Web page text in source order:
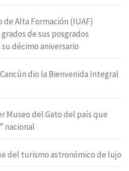
Alta Formación (IUAF)
de sus posgrados
décimo aniversario
dio la Bienvenida Integral
Museo del Gato del país que
nacional
del turismo astronómico de lujo